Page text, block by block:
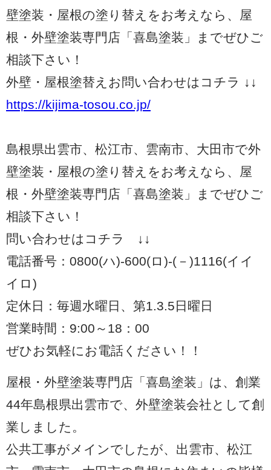
壁塗装・屋根の塗り替えをお考えなら、屋
根・外壁塗装専門店「喜島塗装」までぜひご
相談下さい！
外壁・屋根塗替えお問い合わせはコチラ ↓↓
https://kijima-tosou.co.jp/
島根県出雲市、松江市、雲南市、大田市で外
壁塗装・屋根の塗り替えをお考えなら、屋
根・外壁塗装専門店「喜島塗装」までぜひご
相談下さい！
問い合わせはコチラ ↓↓
電話番号：0800(ハ)-600(ロ)-(－)1116(イイ
イロ)
定休日：毎週水曜日、第1.3.5日曜日
営業時間：9:00～18：00
ぜひお気軽にお電話ください！！
屋根・外壁塗装専門店「喜島塗装」は、創業
44年島根県出雲市で、外壁塗装会社として創
業しました。
公共工事がメインでしたが、出雲市、松江